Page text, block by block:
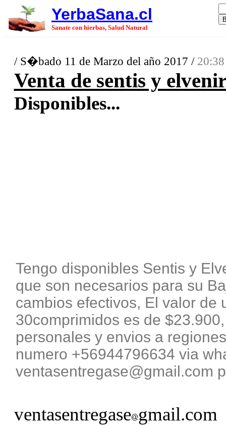
YerbaSana.cl
Sanate con hierbas, Salud Natural
/ S�bado 11 de Marzo del año 2017 /
Venta de sentis y
Disponibles...
Tengo disponibles Sentis y
que son necesarios para su
cambios efectivos, El valor de
30comprimidos es de
personales y envios a
numero +56944796634 via
ventasentregase@gmail.com
ventasentregase gmail.com